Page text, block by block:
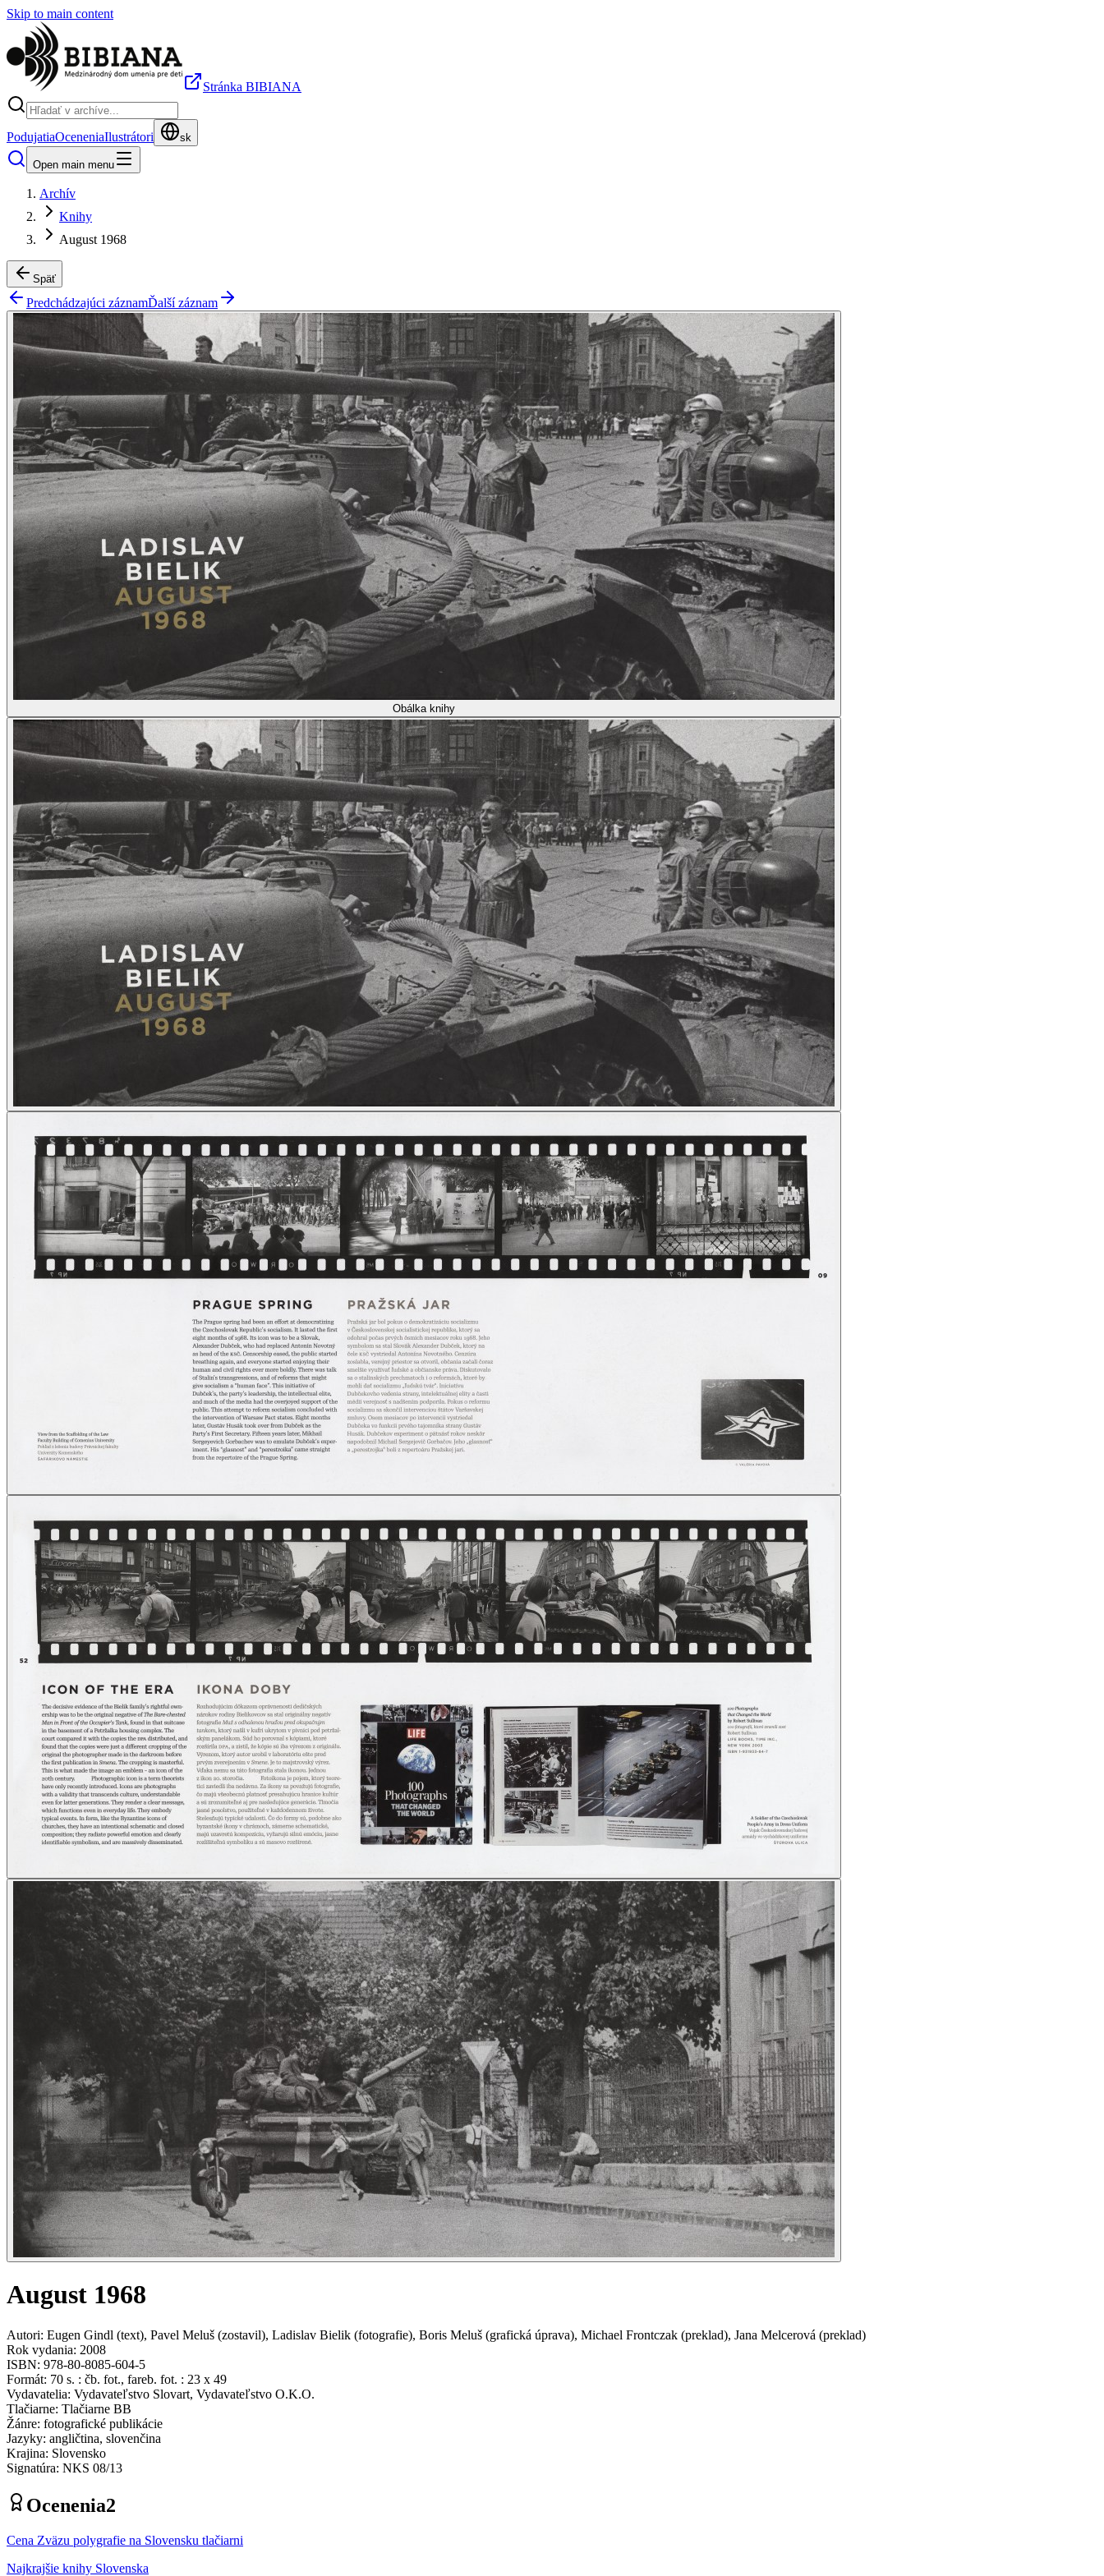
Skip to main content
Stránka BIBIANA
PodujatiaOceneniaIlustrátori sk
Open main menu
Archív
Knihy
August 1968
Späť
Predchádzajúci záznamĎalší záznam
Obálka knihy
August 1968
Autori: Eugen Gindl (text), Pavel Meluš (zostavil), Ladislav Bielik (fotografie), Boris Meluš (grafická úprava), Michael Frontczak (preklad), Jana Melcerová (preklad)
Rok vydania: 2008
ISBN: 978-80-8085-604-5
Formát: 70 s. : čb. fot., fareb. fot. : 23 x 49
Vydavatelia: Vydavateľstvo Slovart, Vydavateľstvo O.K.O.
Tlačiarne: Tlačiarne BB
Žánre: fotografické publikácie
Jazyky: angličtina, slovenčina
Krajina: Slovensko
Signatúra: NKS 08/13
Ocenenia2
Cena Zväzu polygrafie na Slovensku tlačiarni
Najkrajšie knihy Slovenska